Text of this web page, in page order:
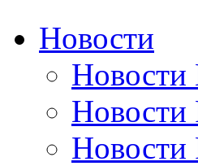
Новости